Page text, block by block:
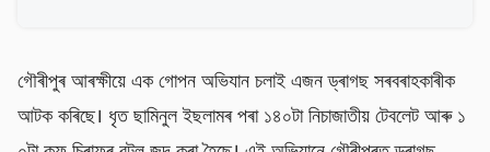
গৌৰীপুৰ আৰক্ষীয়ে এক গোপন অভিযান চলাই এজন ড্ৰাগছ সৰবৰাহকাৰীক
আটক কৰিছে। ধৃত ছামিনুল ইছলামৰ পৰা ১৪০টা নিচাজাতীয় টেবলেট আৰু ১